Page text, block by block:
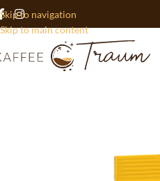
Skip to navigation
Skip to main content